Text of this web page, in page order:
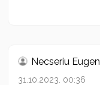
Necseriu Eugen
31.10.2023. 00:36